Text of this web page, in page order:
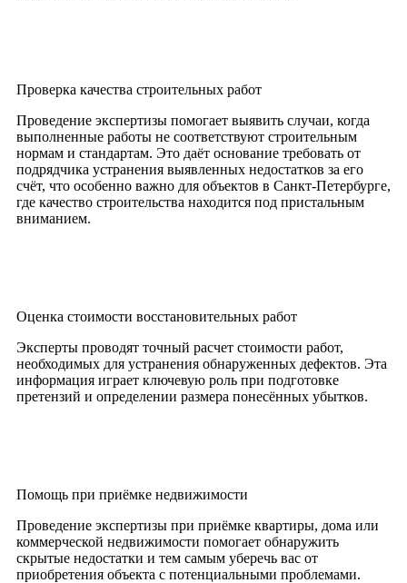
Проверка качества строительных работ
Проведение экспертизы помогает выявить случаи, когда
выполненные работы не соответствуют строительным
нормам и стандартам. Это даёт основание требовать от
подрядчика устранения выявленных недостатков за его
счёт, что особенно важно для объектов в Санкт-Петербурге,
где качество строительства находится под пристальным
вниманием.
Оценка стоимости восстановительных работ
Эксперты проводят точный расчет стоимости работ,
необходимых для устранения обнаруженных дефектов. Эта
информация играет ключевую роль при подготовке
претензий и определении размера понесённых убытков.
Помощь при приёмке недвижимости
Проведение экспертизы при приёмке квартиры, дома или
коммерческой недвижимости помогает обнаружить
скрытые недостатки и тем самым уберечь вас от
приобретения объекта с потенциальными проблемами.